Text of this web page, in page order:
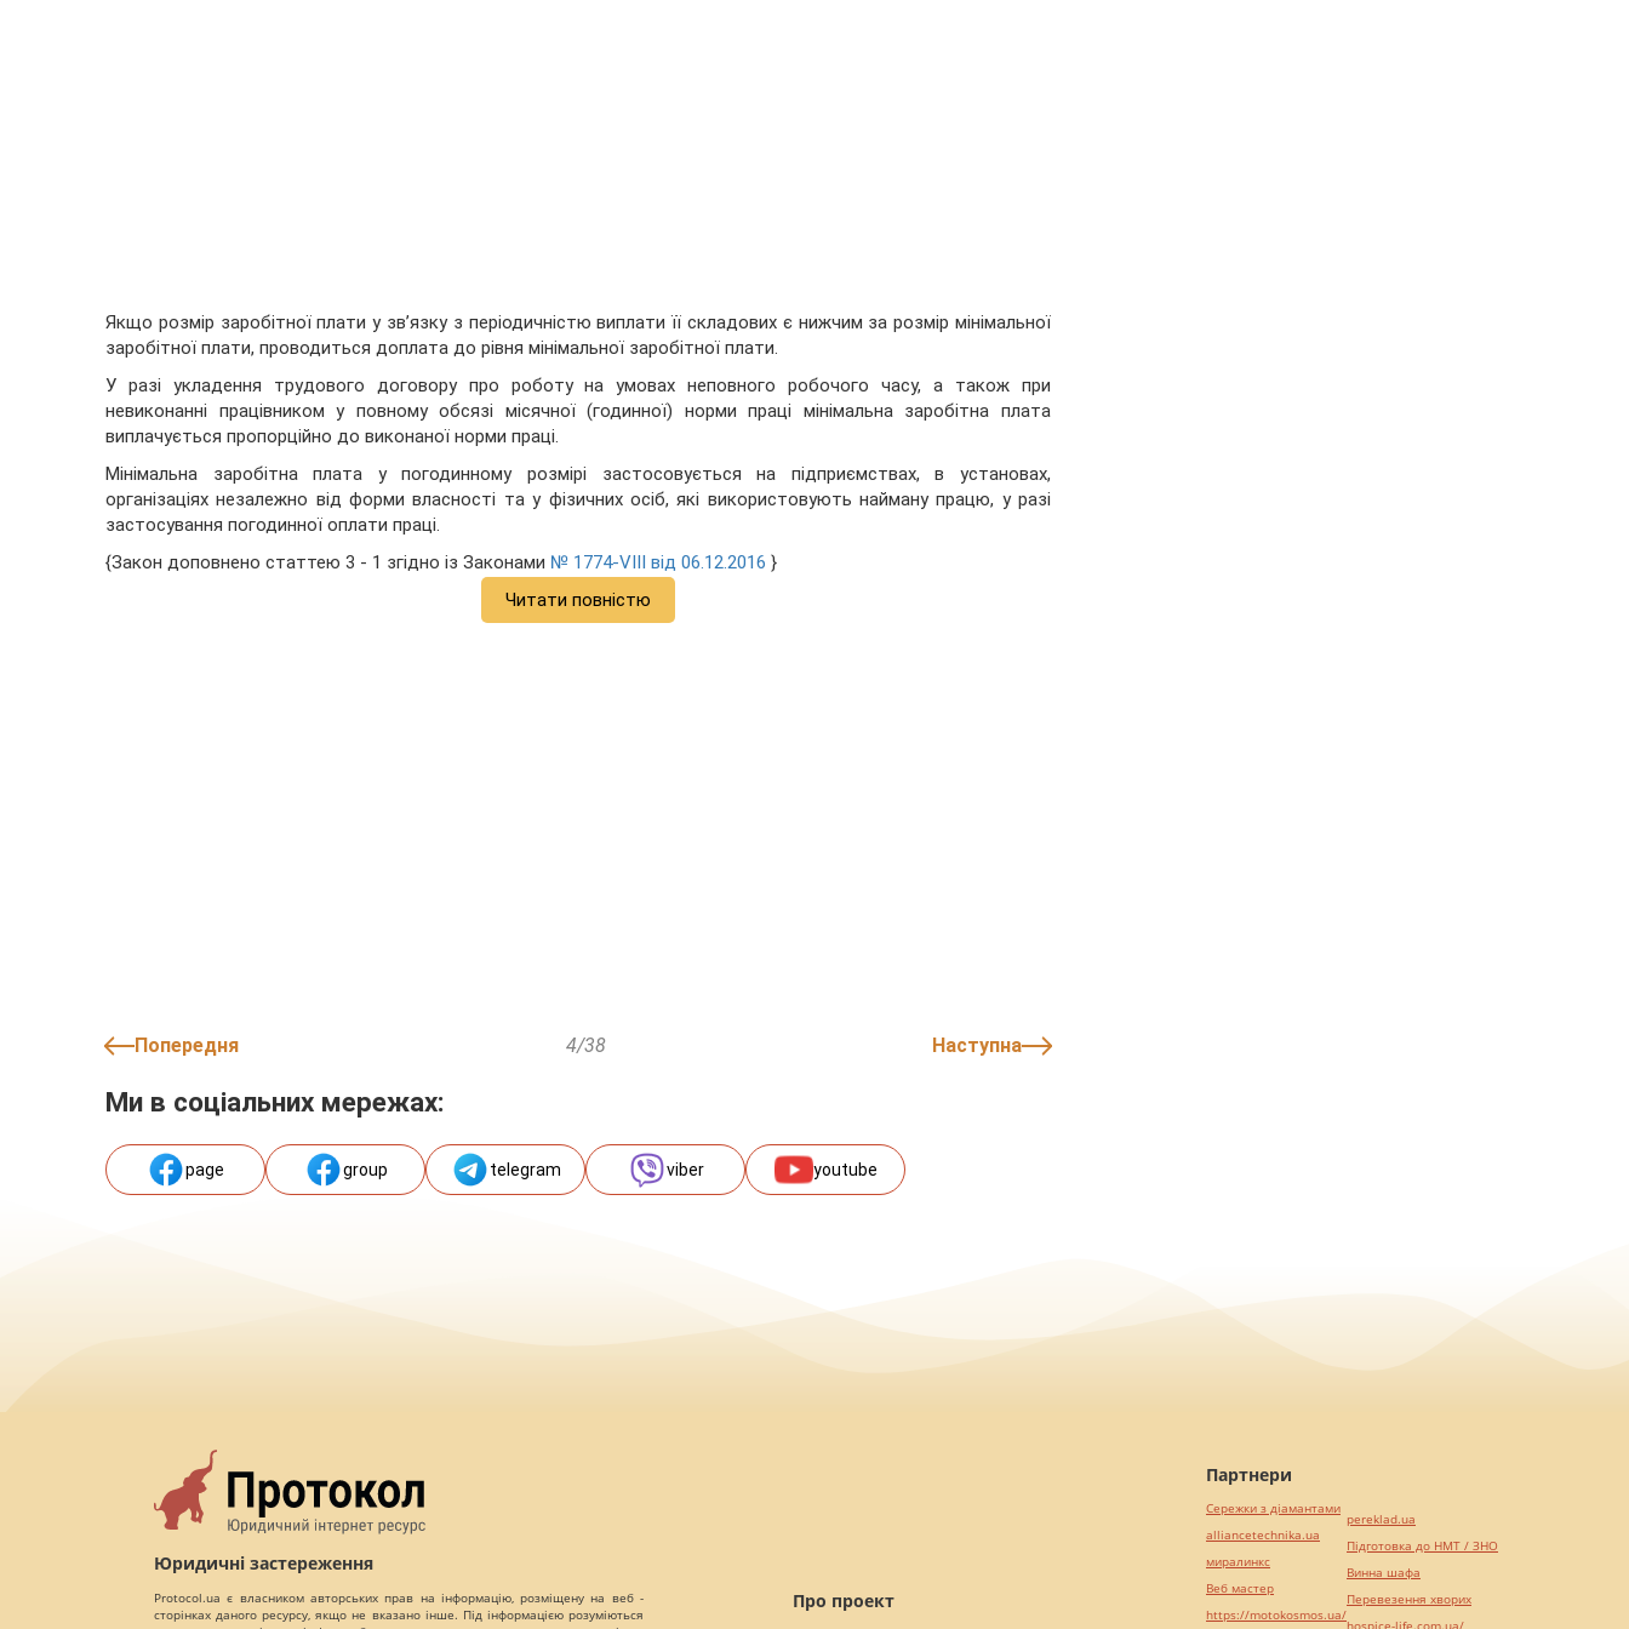
Якщо розмір заробітної плати у зв’язку з періодичністю виплати її складових є нижчим за розмір мінімальної
заробітної плати, проводиться доплата до рівня мінімальної заробітної плати.
У разі укладення трудового договору про роботу на умовах неповного робочого часу, а також при
невиконанні працівником у повному обсязі місячної (годинної) норми праці мінімальна заробітна плата
виплачується пропорційно до виконаної норми праці.
Мінімальна заробітна плата у погодинному розмірі застосовується на підприємствах, в установах,
організаціях незалежно від форми власності та у фізичних осіб, які використовують найману працю, у разі
застосування погодинної оплати праці.
{Закон доповнено статтею 3 - 1 згідно із Законами № 1774-VIII від 06.12.2016 }
Читати повністю
Попередня 4/38 Наступна
Ми в соціальних мережах:
page group telegram viber youtube
Юридичні застереження
Protocol.ua є власником авторських прав на інформацію, розміщену на веб -
сторінках даного ресурсу, якщо не вказано інше. Під інформацією розуміються
Про проект
Партнери
Сережки з діамантами
alliancetechnika.ua
миралинкс
Веб мастер
https://motokosmos.ua/
pereklad.ua
Підготовка до НМТ / ЗНО
Винна шафа
Перевезення хворих
hospice-life.com.ua/